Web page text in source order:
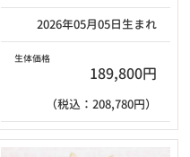
2026年05月05日生まれ
生体価格
189,800円
（税込：208,780円）